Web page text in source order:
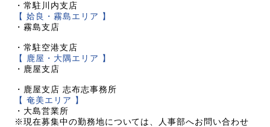
・常駐川内支店
【 姶良・霧島エリア 】
・霧島支店
・常駐空港支店
【 鹿屋・大隅エリア 】
・鹿屋支店
・鹿屋支店 志布志事務所
【 奄美エリア 】
・大島営業所
※現在募集中の勤務地については、人事部へお問い合わせ